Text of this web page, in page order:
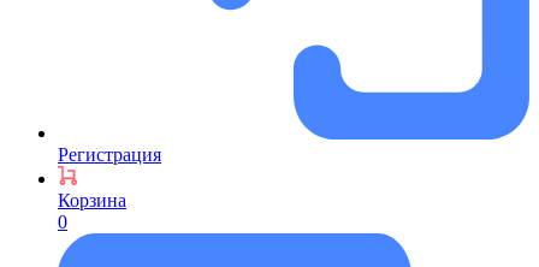
Регистрация
Корзина
0